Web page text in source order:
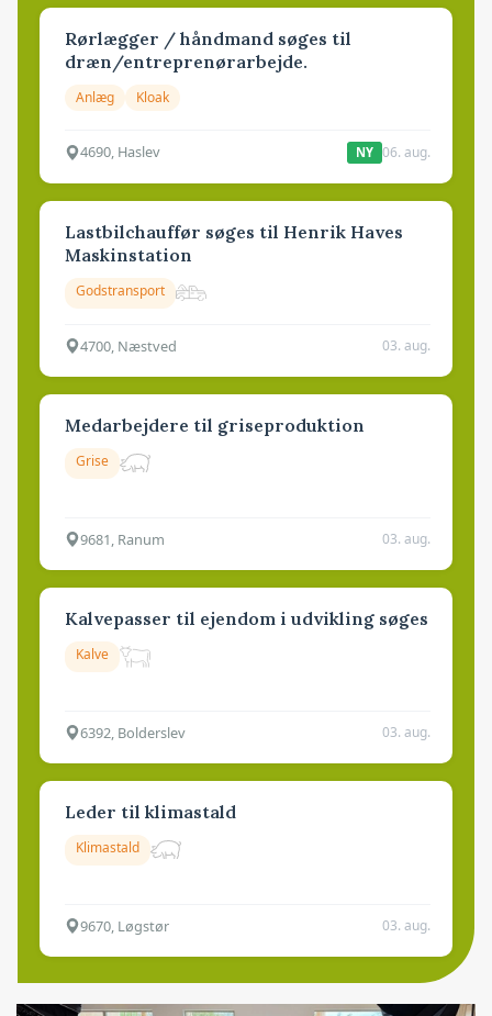
Rørlægger / håndmand søges til
dræn/entreprenørarbejde.
Anlæg Kloak
4690, Haslev NY 06. aug.
Lastbilchauffør søges til Henrik Haves
Maskinstation
Godstransport
4700, Næstved 03. aug.
Medarbejdere til griseproduktion
Grise
9681, Ranum 03. aug.
Kalvepasser til ejendom i udvikling søges
Kalve
6392, Bolderslev 03. aug.
Leder til klimastald
Klimastald
9670, Løgstør 03. aug.